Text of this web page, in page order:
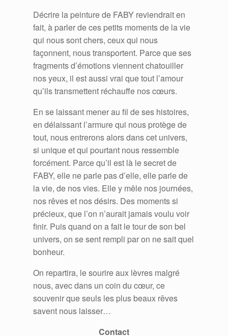
Décrire la peinture de FABY reviendrait en
fait, à parler de ces petits moments de la vie
qui nous sont chers, ceux qui nous
façonnent, nous transportent. Parce que ses
fragments d’émotions viennent chatouiller
nos yeux, il est aussi vrai que tout l’amour
qu’ils transmettent réchauffe nos cœurs.
En se laissant mener au fil de ses histoires,
en délaissant l’armure qui nous protège de
tout, nous entrerons alors dans cet univers,
si unique et qui pourtant nous ressemble
forcément. Parce qu’il est là le secret de
FABY, elle ne parle pas d’elle, elle parle de
la vie, de nos vies. Elle y mêle nos journées,
nos rêves et nos désirs. Des moments si
précieux, que l’on n’aurait jamais voulu voir
finir. Puis quand on a fait le tour de son bel
univers, on se sent rempli par on ne sait quel
bonheur.
On repartira, le sourire aux lèvres malgré
nous, avec dans un coin du cœur, ce
souvenir que seuls les plus beaux rêves
savent nous laisser…
Contact